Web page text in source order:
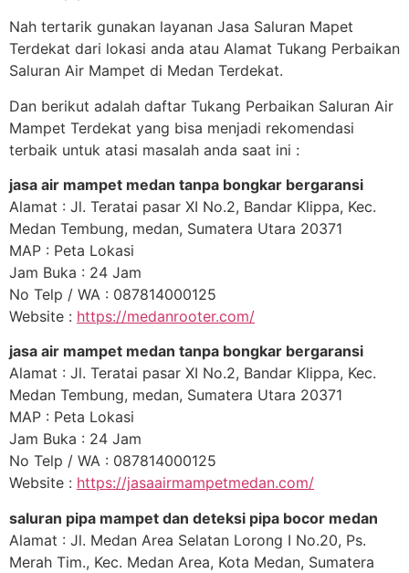
Nah tertarik gunakan layanan Jasa Saluran Mapet
Terdekat dari lokasi anda atau Alamat Tukang Perbaikan
Saluran Air Mampet di Medan Terdekat.
Dan berikut adalah daftar Tukang Perbaikan Saluran Air
Mampet Terdekat yang bisa menjadi rekomendasi
terbaik untuk atasi masalah anda saat ini :
jasa air mampet medan tanpa bongkar bergaransi
Alamat : Jl. Teratai pasar XI No.2, Bandar Klippa, Kec.
Medan Tembung, medan, Sumatera Utara 20371
MAP : Peta Lokasi
Jam Buka : 24 Jam
No Telp / WA : 087814000125
Website : https://medanrooter.com/
jasa air mampet medan tanpa bongkar bergaransi
Alamat : Jl. Teratai pasar XI No.2, Bandar Klippa, Kec.
Medan Tembung, medan, Sumatera Utara 20371
MAP : Peta Lokasi
Jam Buka : 24 Jam
No Telp / WA : 087814000125
Website : https://jasaairmampetmedan.com/
saluran pipa mampet dan deteksi pipa bocor medan
Alamat : Jl. Medan Area Selatan Lorong I No.20, Ps.
Merah Tim., Kec. Medan Area, Kota Medan, Sumatera